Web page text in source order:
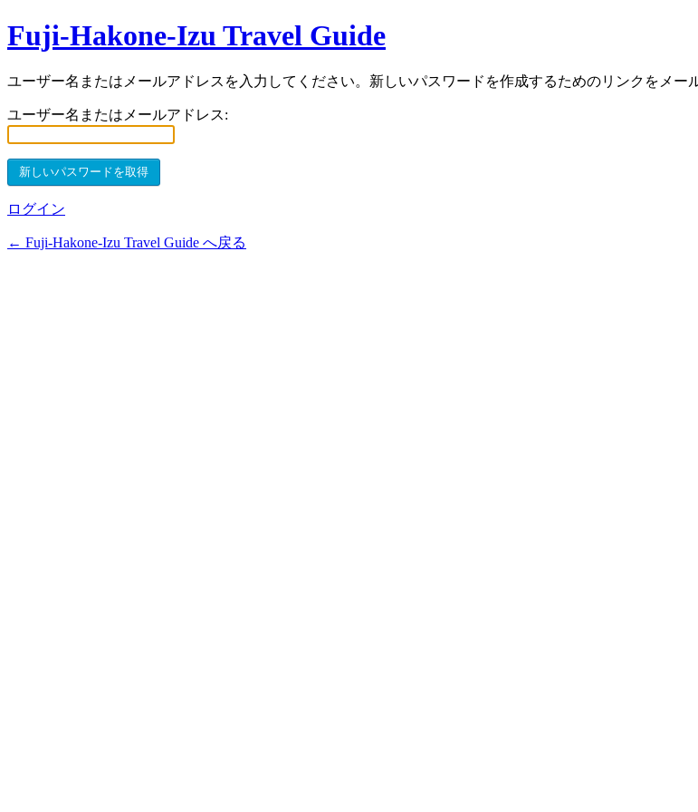
Fuji-Hakone-Izu Travel Guide
ユーザー名またはメールアドレスを入力してください。新しいパスワードを作成するためのリンクをメー
ユーザー名またはメールアドレス:
ログイン
← Fuji-Hakone-Izu Travel Guide へ戻る